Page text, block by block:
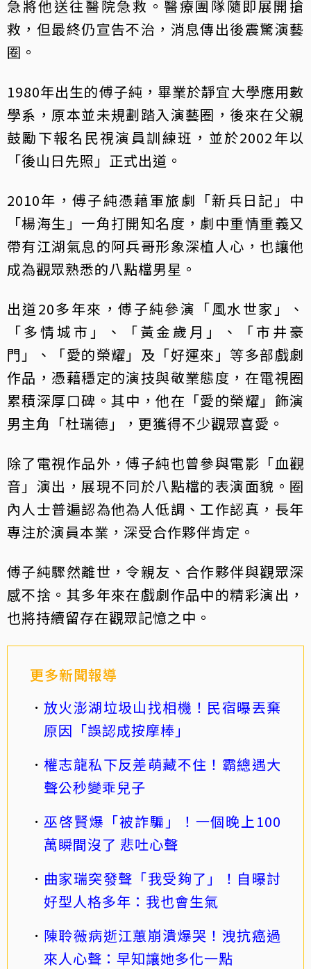
急將他送往醫院急救。醫療團隊隨即展開搶
救，但最終仍宣告不治，消息傳出後震驚演藝
圈。
1980年出生的傅子純，畢業於靜宜大學應用數
學系，原本並未規劃踏入演藝圈，後來在父親
鼓勵下報名民視演員訓練班，並於2002年以
「後山日先照」正式出道。
2010年，傅子純憑藉軍旅劇「新兵日記」中
「楊海生」一角打開知名度，劇中重情重義又
帶有江湖氣息的阿兵哥形象深植人心，也讓他
成為觀眾熟悉的八點檔男星。
出道20多年來，傅子純參演「風水世家」、
「多情城市」、「黃金歲月」、「市井豪
門」、「愛的榮耀」及「好運來」等多部戲劇
作品，憑藉穩定的演技與敬業態度，在電視圈
累積深厚口碑。其中，他在「愛的榮耀」飾演
男主角「杜瑞德」，更獲得不少觀眾喜愛。
除了電視作品外，傅子純也曾參與電影「血觀
音」演出，展現不同於八點檔的表演面貌。圈
內人士普遍認為他為人低調、工作認真，長年
專注於演員本業，深受合作夥伴肯定。
傅子純驟然離世，令親友、合作夥伴與觀眾深
感不捨。其多年來在戲劇作品中的精彩演出，
也將持續留存在觀眾記憶之中。
更多新聞報導
放火澎湖垃圾山找相機！民宿曝丟棄
原因「誤認成按摩棒」
權志龍私下反差萌藏不住！霸總遇大
聲公秒變乖兒子
巫啓賢爆「被詐騙」！一個晚上100
萬瞬間沒了 悲吐心聲
曲家瑞突發聲「我受夠了」！自曝討
好型人格多年：我也會生氣
陳聆薇病逝江蕙崩潰爆哭！洩抗癌過
來人心聲：早知讓她多化一點